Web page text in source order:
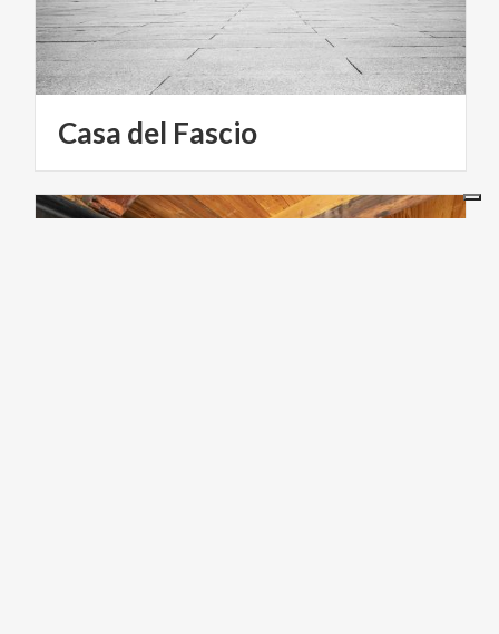
Casa del Fascio